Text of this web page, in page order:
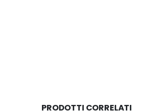
PRODOTTI CORRELATI